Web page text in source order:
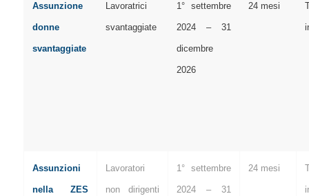
Assunzione
donne
svantaggiate
Lavoratrici
svantaggiate
1° settembre
2024 – 31
dicembre
2026
24 mesi
Assunzioni
nella ZES
Lavoratori
non dirigenti
1° settembre
2024 – 31
24 mesi